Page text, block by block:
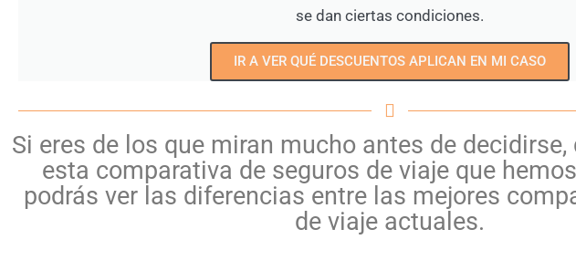
se dan ciertas condiciones.
IR A VER QUÉ DESCUENTOS APLICAN EN MI CASO
Si eres de los que miran mucho antes de
esta comparativa de seguros de viaje que
podrás ver las diferencias entre las mejores
de viaje actuales.